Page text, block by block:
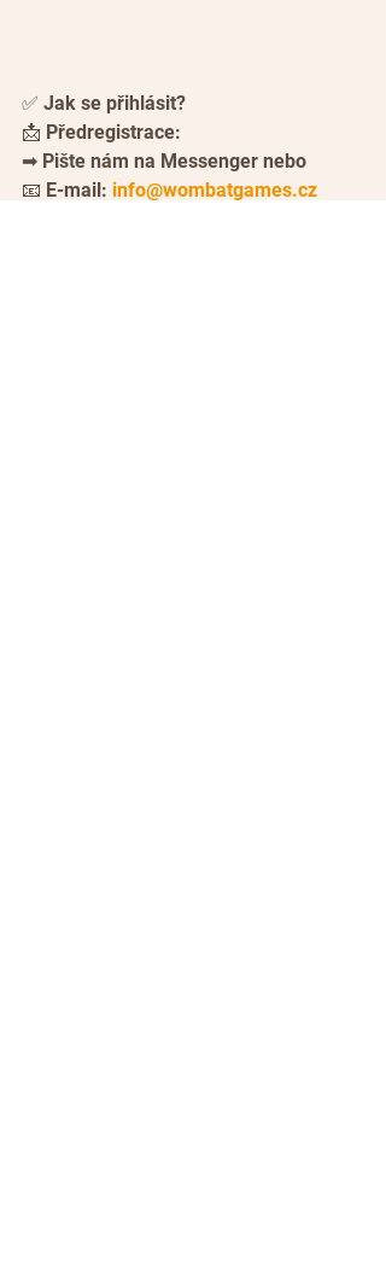
✅ Jak se přihlásit?
📩 Předregistrace:
➡ Pište nám na Messenger nebo
📧 E-mail: info@wombatgames.cz